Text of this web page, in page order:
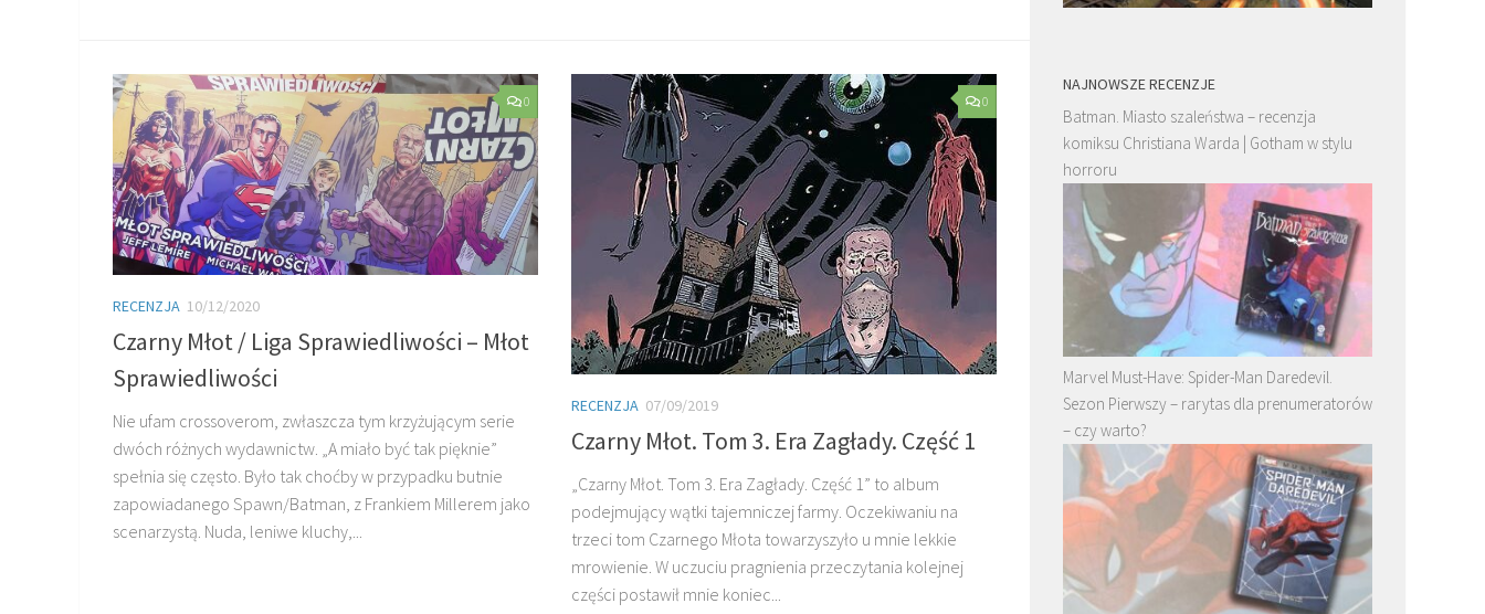
0
RECENZJA 10/12/2020
Czarny Młot / Liga Sprawiedliwości – Młot
Sprawiedliwości
Nie ufam crossoverom, zwłaszcza tym krzyżującym serie
dwóch różnych wydawnictw. „A miało być tak pięknie”
spełnia się często. Było tak choćby w przypadku butnie
zapowiadanego Spawn/Batman, z Frankiem Millerem jako
scenarzystą. Nuda, leniwe kluchy,...
0
RECENZJA 07/09/2019
Czarny Młot. Tom 3. Era Zagłady. Część 1
„Czarny Młot. Tom 3. Era Zagłady. Część 1” to album
podejmujący wątki tajemniczej farmy. Oczekiwaniu na
trzeci tom Czarnego Młota towarzyszyło u mnie lekkie
mrowienie. W uczuciu pragnienia przeczytania kolejnej
części postawił mnie koniec...
NAJNOWSZE RECENZJE
Batman. Miasto szaleństwa – recenzja
komiksu Christiana Warda | Gotham w stylu
horroru
Marvel Must-Have: Spider-Man Daredevil.
Sezon Pierwszy – rarytas dla prenumeratorów
– czy warto?